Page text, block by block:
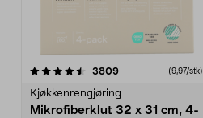
3809anmeldelser(9,97/stk)
Kjøkkenrengjøring
Mikrofiberklut 32 x 31 cm, 4-
4.5av 5 stjerner